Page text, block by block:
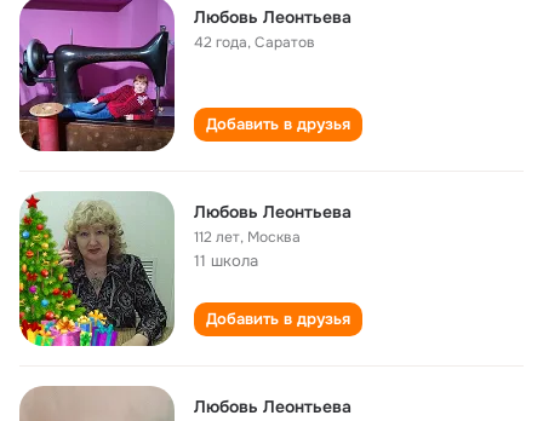
Любовь Леонтьева
42 года,Саратов
Добавить в друзья
Любовь Леонтьева
112 лет, Москва
11 школа
Добавить в друзья
Любовь Леонтьева